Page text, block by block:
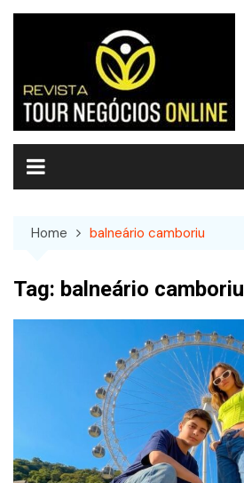
Skip
Home balneário camboriu
Tag: balneário camboriu